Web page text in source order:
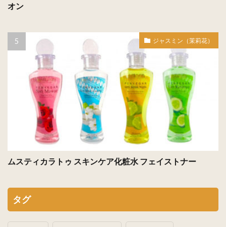
オン
ジャスミン（茉莉花）
ムスティカラトゥ スキンケア化粧水 フェイストナー
タグ